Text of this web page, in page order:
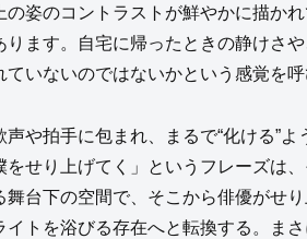
姿のコントラストが鮮やかに描か
ます。自宅に帰ったときの静けさ
いないのではないかという感覚を呼
や拍手に包まれ、まるで“化ける”
せり上げてく」というフレーズは
台下の空間で、そこから俳優がせ
トを浴びる存在へと転換する。まさ